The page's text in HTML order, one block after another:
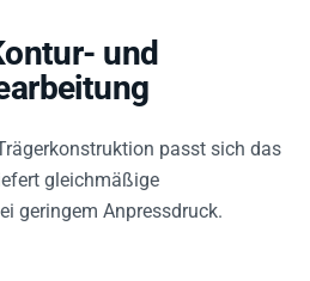
und
passt sich das
gleichmäßige
geringem Anpressdruck.